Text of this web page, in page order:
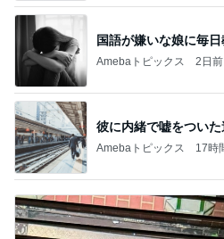
国語が嫌いな娘に毎
Amebaトピックス 2日前
彼に内緒で嘘をつい
Amebaトピックス 17時